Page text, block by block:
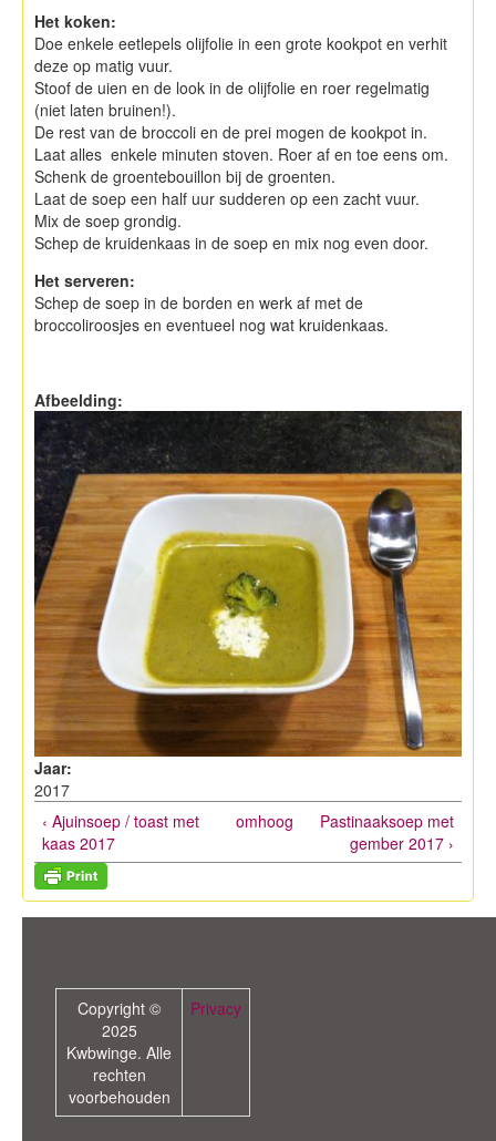
Het koken:
Doe enkele eetlepels olijfolie in een grote kookpot en verhit
deze op matig vuur.
Stoof de uien en de look in de olijfolie en roer regelmatig
(niet laten bruinen!).
De rest van de broccoli en de prei mogen de kookpot in.
Laat alles enkele minuten stoven. Roer af en toe eens om.
Schenk de groentebouillon bij de groenten.
Laat de soep een half uur sudderen op een zacht vuur.
Mix de soep grondig.
Schep de kruidenkaas in de soep en mix nog even door.
Het serveren:
Schep de soep in de borden en werk af met de
broccoliroosjes en eventueel nog wat kruidenkaas.
Afbeelding:
Jaar:
2017
‹ Ajuinsoep / toast met
kaas 2017
omhoog
Pastinaaksoep met
gember 2017 ›
Copyright ©
2025
Kwbwinge. Alle
rechten
voorbehouden
Privacy